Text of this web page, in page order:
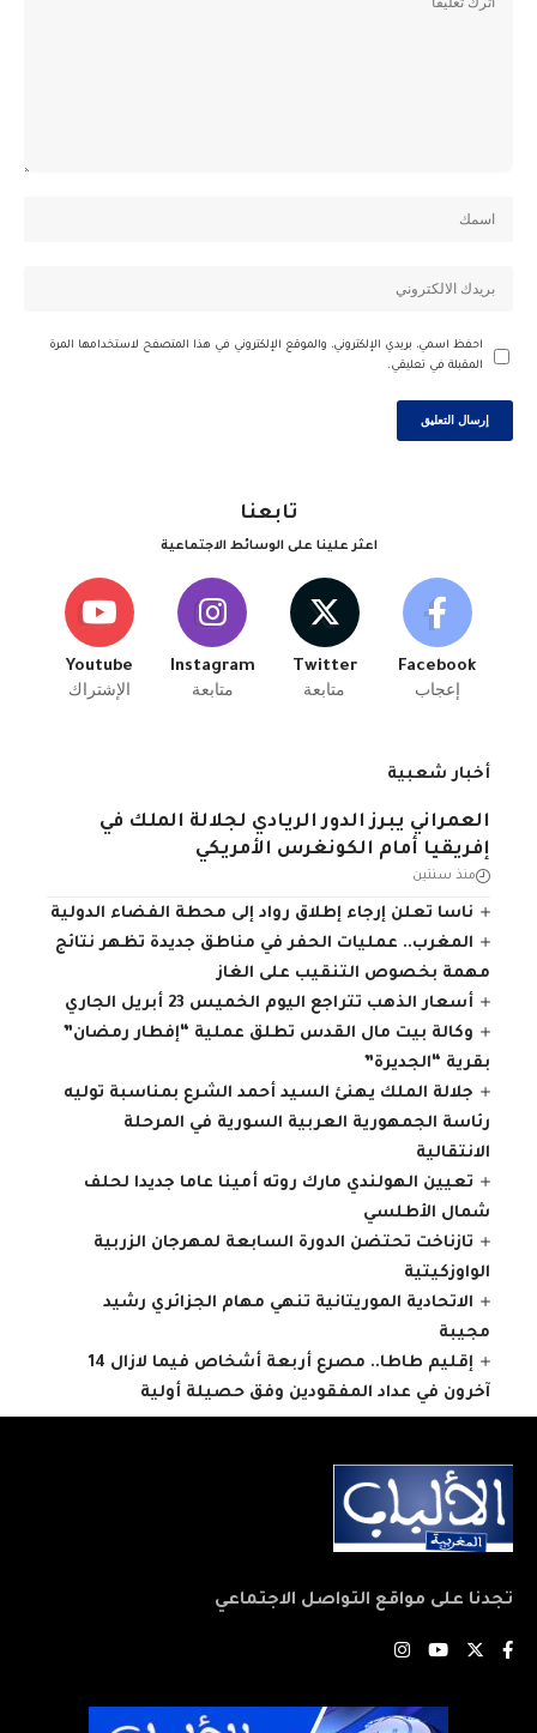
احفظ اسمي، بريدي الإلكتروني، والموقع الإلكتروني في هذا المتصفح لاستخدامها المرة
المقبلة في تعليقي.
تابعنا
اعثر علينا على الوسائط الاجتماعية
Facebook
إعجاب
Twitter
متابعة
Instagram
متابعة
Youtube
الإشتراك
أخبار شعبية
العمراني يبرز الدور الريادي لجلالة الملك في
إفريقيا أمام الكونغرس الأمريكي
منذ سنتين
ناسا تعلن إرجاء إطلاق رواد إلى محطة الفضاء الدولية
المغرب.. عمليات الحفر في مناطق جديدة تظهر نتائج
مهمة بخصوص التنقيب على الغاز
أسعار الذهب تتراجع اليوم الخميس 23 أبريل الجاري
وكالة بيت مال القدس تطلق عملية “إفطار رمضان”
بقرية “الجديرة”
جلالة الملك يهنئ السيد أحمد الشرع بمناسبة توليه
رئاسة الجمهورية العربية السورية في المرحلة
الانتقالية
تعيين الهولندي مارك روته أمينا عاما جديدا لحلف
شمال الأطلسي
تازناخت تحتضن الدورة السابعة لمهرجان الزربية
الواوزكيتية
الاتحادية الموريتانية تنهي مهام الجزائري رشيد
مجيبة
إقليم طاطا.. مصرع أربعة أشخاص فيما لازال 14
آخرون في عداد المفقودين وفق حصيلة أولية
تجدنا على مواقع التواصل الاجتماعي